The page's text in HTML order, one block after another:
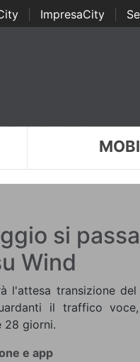
ImpresaCity
si
Wind
l'attesa transizione del
il traffico
28 giorni.
e app